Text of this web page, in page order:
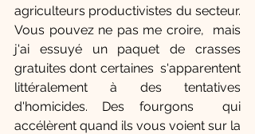
agriculteurs productivistes du secteur.
Vous pouvez ne pas me croire,  mais
j'ai essuyé un paquet de crasses
gratuites dont certaines  s'apparentent
littéralement à des tentatives
d'homicides. Des fourgons  qui
accélèrent quand ils vous voient sur la